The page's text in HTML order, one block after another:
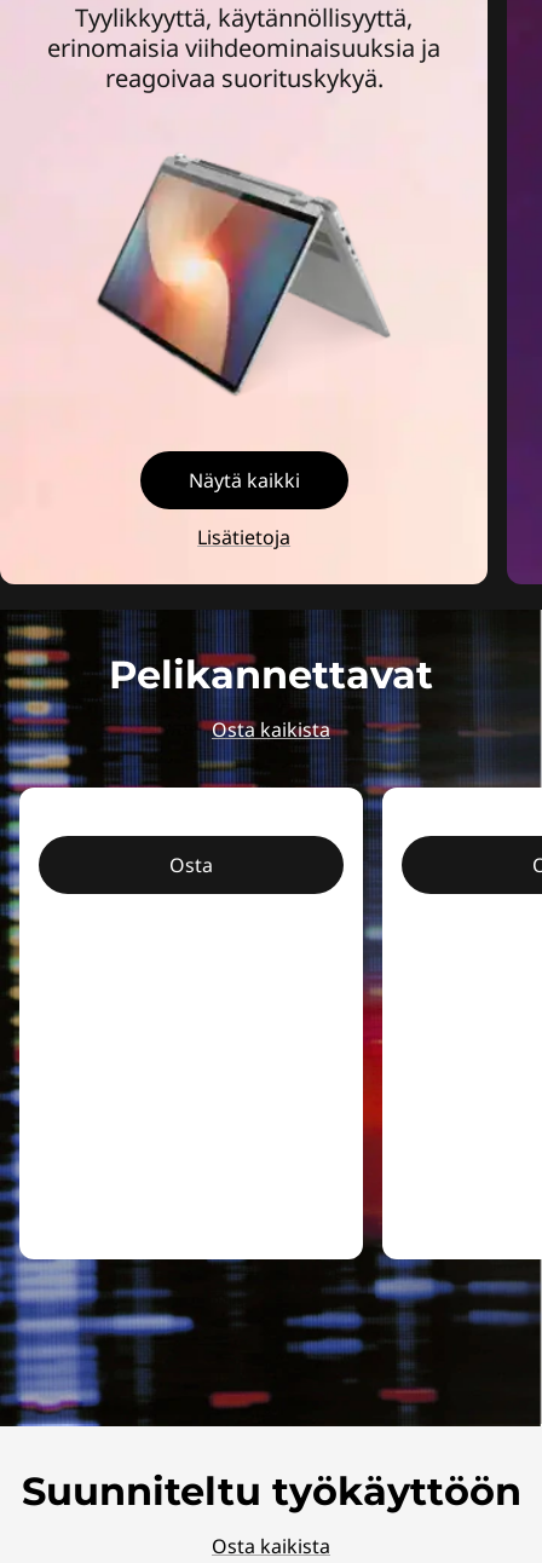
Tyylikkyyttä, käytännöllisyyttä,
erinomaisia viihdeominaisuuksia ja
reagoivaa suorituskykyä.
Näytä kaikki
Lisätietoja
Pelikannettavat
Osta kaikista
Osta
Suunniteltu työkäyttöön
Osta kaikista